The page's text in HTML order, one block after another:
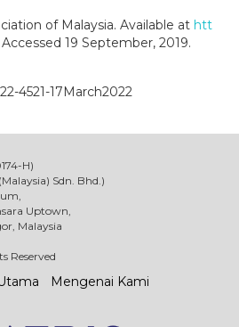
of Malaysia. Available at htt
Accessed 19 September, 2019.
4521-17March2022
H)
Sdn. Bhd.)
Uptown,
Malaysia
Reserved
Mengenai Kami